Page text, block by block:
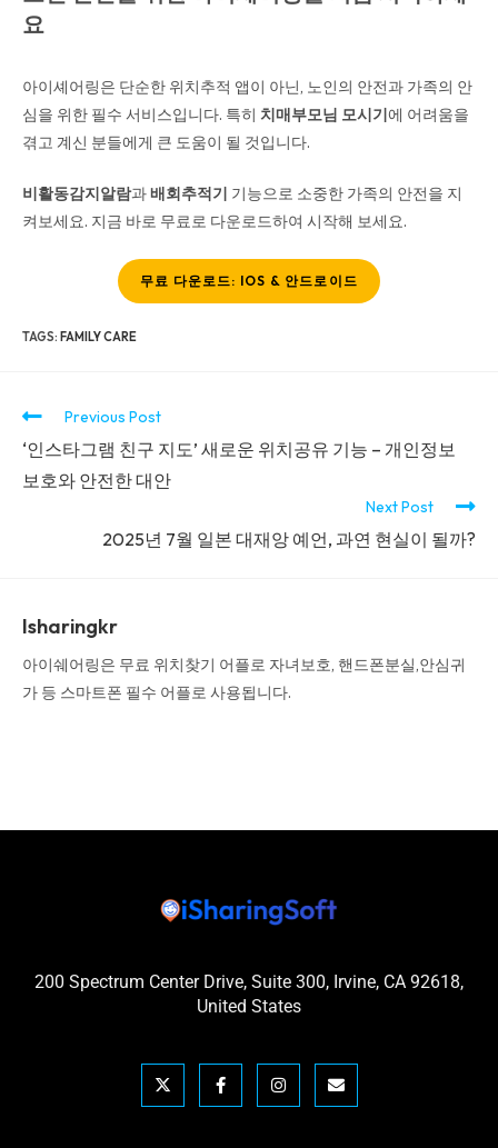
요
아이셰어링은 단순한 위치추적 앱이 아닌, 노인의 안전과 가족의 안
심을 위한 필수 서비스입니다. 특히 치매부모님 모시기에 어려움을
겪고 계신 분들에게 큰 도움이 될 것입니다.
비활동감지알람과배회추적기 기능으로 소중한 가족의 안전을 지
켜보세요. 지금 바로 무료로 다운로드하여 시작해 보세요.
무료 다운로드: IOS & 안드로이드
TAGS: FAMILY CARE
Previous Post
‘인스타그램 친구 지도’ 새로운 위치공유 기능 – 개인정보
보호와 안전한 대안
Next Post
2025년 7월 일본 대재앙 예언, 과연 현실이 될까?
Isharingkr
아이쉐어링은 무료 위치찾기 어플로 자녀보호, 핸드폰분실,안심귀
가 등 스마트폰 필수 어플로 사용됩니다.
200 Spectrum Center Drive, Suite 300, Irvine, CA 92618,
United States